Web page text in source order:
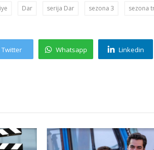
Dar serija Dar sezona 3 sezona
Twitter Whatsapp Linkedin